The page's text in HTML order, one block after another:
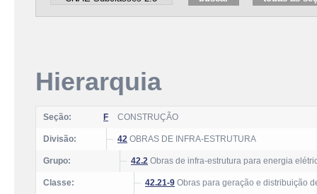
Hierarquia
Seção: F CONSTRUÇÃO
Divisão: 42 OBRAS DE INFRA-ESTRUTURA
Grupo: 42.2 Obras de infra-estrutura para energia
Classe: 42.21-9 Obras para geração e distribuição